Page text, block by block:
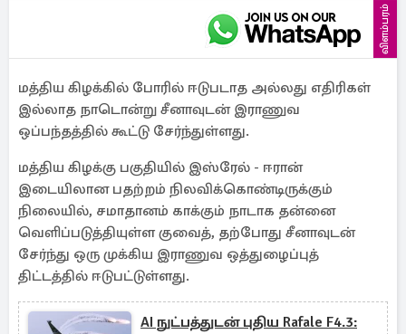
விளம்பரம்
மத்திய கிழக்கில் போரில் ஈடுபடாத அல்லது எதிரிகள்
இல்லாத நாடொன்று சீனாவுடன் இராணுவ
ஒப்பந்தத்தில் கூட்டு சேர்ந்துள்ளது.
மத்திய கிழக்கு பகுதியில் இஸ்ரேல் - ஈரான்
இடையிலான பதற்றம் நிலவிக்கொண்டிருக்கும்
நிலையில், சமாதானம் காக்கும் நாடாக தன்னை
வெளிப்படுத்தியுள்ள குவைத், தற்போது சீனாவுடன்
சேர்ந்து ஒரு முக்கிய இராணுவ ஒத்துழைப்புத்
திட்டத்தில் ஈடுபட்டுள்ளது.
AI நுட்பத்துடன் புதிய Rafale F4.3: